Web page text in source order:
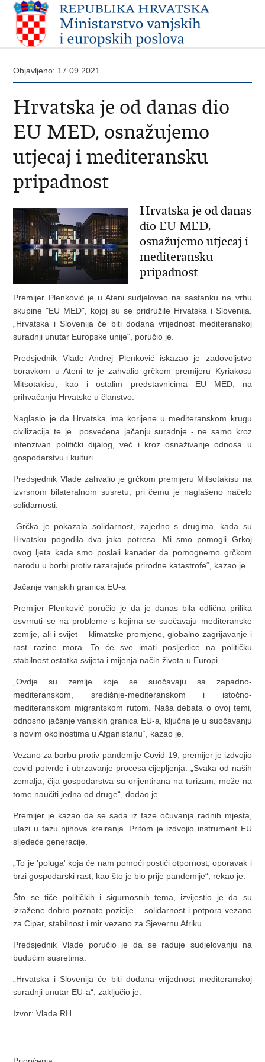
Objavljeno: 17.09.2021.
Hrvatska je od danas dio
EU MED, osnažujemo
utjecaj i mediteransku
pripadnost
Hrvatska je od danas
dio EU MED,
osnažujemo utjecaj i
mediteransku
pripadnost
Premijer Plenković je u Ateni sudjelovao na sastanku na vrhu
skupine "EU MED", kojoj su se pridružile Hrvatska i Slovenija.
„Hrvatska i Slovenija će biti dodana vrijednost mediteranskoj
suradnji unutar Europske unije“, poručio je.
Predsjednik Vlade Andrej Plenković iskazao je zadovoljstvo
boravkom u Ateni te je zahvalio grčkom premijeru Kyriakosu
Mitsotakisu, kao i ostalim predstavnicima EU MED, na
prihvaćanju Hrvatske u članstvo.
Naglasio je da Hrvatska ima korijene u mediteranskom krugu
civilizacija te je posvećena jačanju suradnje - ne samo kroz
intenzivan politički dijalog, već i kroz osnaživanje odnosa u
gospodarstvu i kulturi.
Predsjednik Vlade zahvalio je grčkom premijeru Mitsotakisu na
izvrsnom bilateralnom susretu, pri čemu je naglašeno načelo
solidarnosti.
„Grčka je pokazala solidarnost, zajedno s drugima, kada su
Hrvatsku pogodila dva jaka potresa. Mi smo pomogli Grkoj
ovog ljeta kada smo poslali kanader da pomognemo grčkom
narodu u borbi protiv razarajuće prirodne katastrofe“, kazao je.
Jačanje vanjskih granica EU-a
Premijer Plenković poručio je da je danas bila odlična prilika
osvrnuti se na probleme s kojima se suočavaju mediteranske
zemlje, ali i svijet – klimatske promjene, globalno zagrijavanje i
rast razine mora. To će sve imati posljedice na političku
stabilnost ostatka svijeta i mijenja način života u Europi.
„Ovdje su zemlje koje se suočavaju sa zapadno-
mediteranskom, središnje-mediteranskom i istočno-
mediteranskom migrantskom rutom. Naša debata o ovoj temi,
odnosno jačanje vanjskih granica EU-a, ključna je u suočavanju
s novim okolnostima u Afganistanu“, kazao je.
Vezano za borbu protiv pandemije Covid-19, premijer je izdvojio
covid potvrde i ubrzavanje procesa cijepljenja. „Svaka od naših
zemalja, čija gospodarstva su orijentirana na turizam, može na
tome naučiti jedna od druge“, dodao je.
Premijer je kazao da se sada iz faze očuvanja radnih mjesta,
ulazi u fazu njihova kreiranja. Pritom je izdvojio instrument EU
sljedeće generacije.
„To je 'poluga' koja će nam pomoći postići otpornost, oporavak i
brzi gospodarski rast, kao što je bio prije pandemije“, rekao je.
Što se tiče političkih i sigurnosnih tema, izvijestio je da su
izražene dobro poznate pozicije – solidarnost i potpora vezano
za Cipar, stabilnost i mir vezano za Sjevernu Afriku.
Predsjednik Vlade poručio je da se raduje sudjelovanju na
budućim susretima.
„Hrvatska i Slovenija će biti dodana vrijednost mediteranskoj
suradnji unutar EU-a“, zaključio je.
Izvor: Vlada RH